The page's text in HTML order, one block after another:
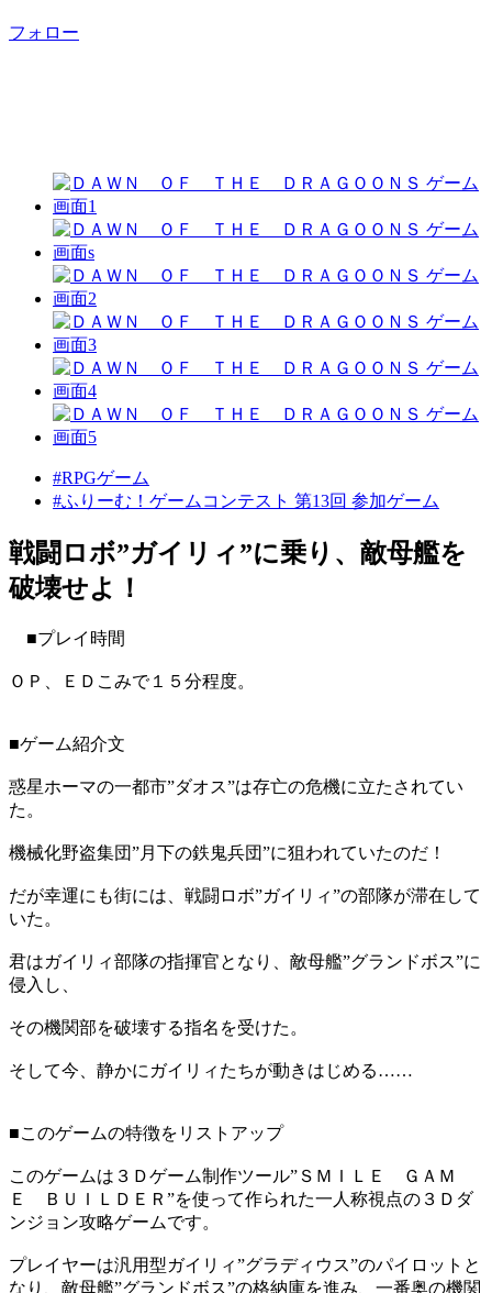
フォロー
#RPGゲーム
#ふりーむ！ゲームコンテスト 第13回 参加ゲーム
戦闘ロボ”ガイリィ”に乗り、敵母艦を
破壊せよ！
■プレイ時間
ＯＰ、ＥＤこみで１５分程度。
■ゲーム紹介文
惑星ホーマの一都市”ダオス”は存亡の危機に立たされてい
た。
機械化野盗集団”月下の鉄鬼兵団”に狙われていたのだ！
だが幸運にも街には、戦闘ロボ”ガイリィ”の部隊が滞在して
いた。
君はガイリィ部隊の指揮官となり、敵母艦”グランドボス”に
侵入し、
その機関部を破壊する指名を受けた。
そして今、静かにガイリィたちが動きはじめる……
■このゲームの特徴をリストアップ
このゲームは３Ｄゲーム制作ツール”ＳＭＩＬＥ ＧＡＭ
Ｅ ＢＵＩＬＤＥＲ”を使って作られた一人称視点の３Ｄダ
ンジョン攻略ゲームです。
プレイヤーは汎用型ガイリィ”グラディウス”のパイロットと
なり、敵母艦”グランドボス”の格納庫を進み、一番奥の機関